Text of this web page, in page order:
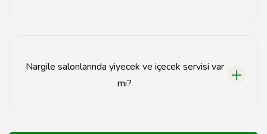
Nargile salonlarında yiyecek ve içecek servisi var
mı?